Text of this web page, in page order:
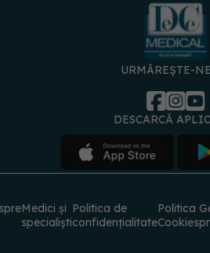
URMĂREȘTE-
DESCARCĂ
Medici și
specialiști
Politica de
confidențialitate
Politica
Cookies